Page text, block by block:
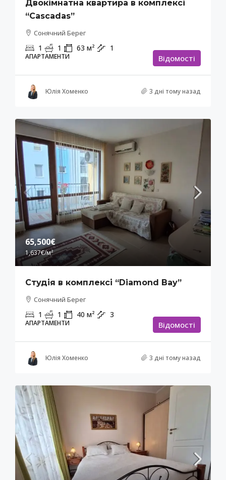
Двокімнатна квартира в комплексі
“Cascadas”
Сонячний Берег
1 1 63 м² 1
АПАРТАМЕНТИ Відомості
Юлія Хоменко 3 дні тому назад
65,500€
1,637€/м²
Студія в комплексі “Diamond Bay”
Сонячний Берег
1 1 40 м² 3
АПАРТАМЕНТИ Відомості
Юлія Хоменко 3 дні тому назад